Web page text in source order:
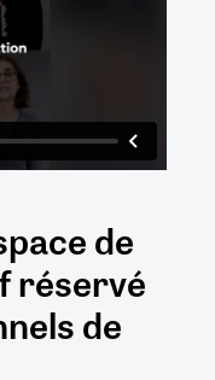
de
réservé
de